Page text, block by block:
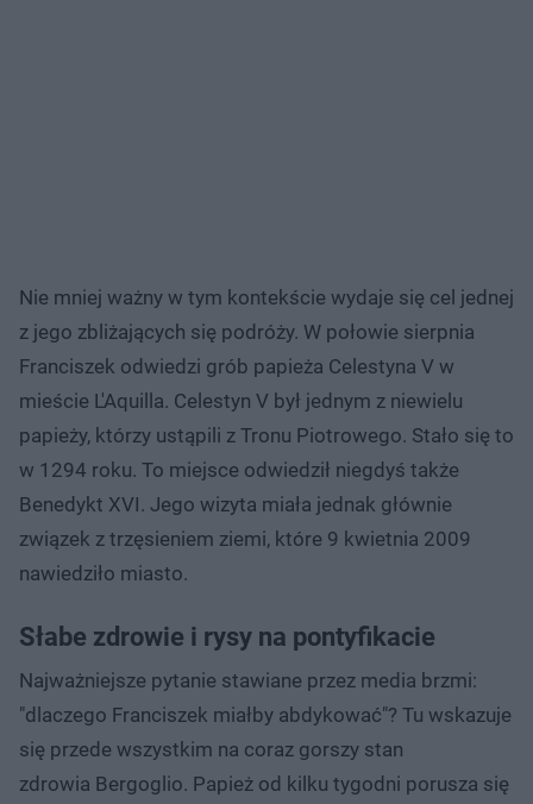
Nie mniej ważny w tym kontekście wydaje się cel jednej
z jego zbliżających się podróży. W połowie sierpnia
Franciszek odwiedzi grób papieża Celestyna V w
mieście L'Aquilla. Celestyn V był jednym z niewielu
papieży, którzy ustąpili z Tronu Piotrowego. Stało się to
w 1294 roku. To miejsce odwiedził niegdyś także
Benedykt XVI. Jego wizyta miała jednak głównie
związek z trzęsieniem ziemi, które 9 kwietnia 2009
nawiedziło miasto.
Słabe zdrowie i rysy na pontyfikacie
Najważniejsze pytanie stawiane przez media brzmi:
"dlaczego Franciszek miałby abdykować"? Tu wskazuje
się przede wszystkim na coraz gorszy stan
zdrowia Bergoglio. Papież od kilku tygodni porusza się